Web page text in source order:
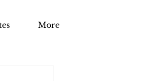
More